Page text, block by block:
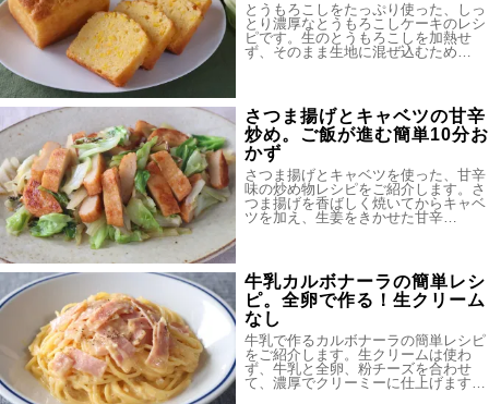
とうもろこしをたっぷり使った、しっ
とり濃厚なとうもろこしケーキのレシ
ピです。生のとうもろこしを加熱せ
ず、そのまま生地に混ぜ込むため…
さつま揚げとキャベツの甘辛
炒め。ご飯が進む簡単10分お
かず
さつま揚げとキャベツを使った、甘辛
味の炒め物レシピをご紹介します。さ
つま揚げを香ばしく焼いてからキャベ
ツを加え、生姜をきかせた甘辛…
牛乳カルボナーラの簡単レシ
ピ。全卵で作る！生クリーム
なし
牛乳で作るカルボナーラの簡単レシピ
をご紹介します。生クリームは使わ
ず、牛乳と全卵、粉チーズを合わせ
て、濃厚でクリーミーに仕上げます…